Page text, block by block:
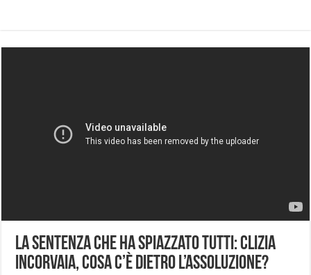
La sentenza che ha spiazzato tutti: Clizia
Incorvaia, cosa c’è dietro l’assoluzione?